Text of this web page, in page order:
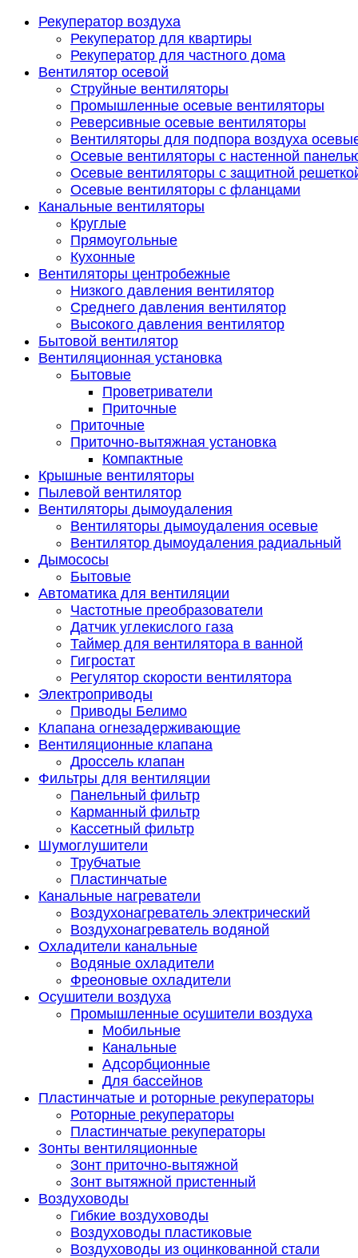
Рекуператор воздуха
Рекуператор для квартиры
Рекуператор для частного дома
Вентилятор осевой
Струйные вентиляторы
Промышленные осевые вентиляторы
Реверсивные осевые вентиляторы
Вентиляторы для подпора воздуха
Осевые вентиляторы с настенной
Осевые вентиляторы с защитной
Осевые вентиляторы с фланцами
Канальные вентиляторы
Круглые
Прямоугольные
Кухонные
Вентиляторы центробежные
Низкого давления вентилятор
Среднего давления вентилятор
Высокого давления вентилятор
Бытовой вентилятор
Вентиляционная установка
Бытовые
Проветриватели
Приточные
Приточные
Приточно-вытяжная установка
Компактные
Крышные вентиляторы
Пылевой вентилятор
Вентиляторы дымоудаления
Вентиляторы дымоудаления осевые
Вентилятор дымоудаления радиальный
Дымососы
Бытовые
Автоматика для вентиляции
Частотные преобразователи
Датчик углекислого газа
Таймер для вентилятора в ванной
Гигростат
Регулятор скорости вентилятора
Электроприводы
Приводы Белимо
Клапана огнезадерживающие
Вентиляционные клапана
Дроссель клапан
Фильтры для вентиляции
Панельный фильтр
Карманный фильтр
Кассетный фильтр
Шумоглушители
Трубчатые
Пластинчатые
Канальные нагреватели
Воздухонагреватель электрический
Воздухонагреватель водяной
Охладители канальные
Водяные охладители
Фреоновые охладители
Осушители воздуха
Промышленные осушители воздуха
Мобильные
Канальные
Адсорбционные
Для бассейнов
Пластинчатые и роторные рекуператоры
Роторные рекуператоры
Пластинчатые рекуператоры
Зонты вентиляционные
Зонт приточно-вытяжной
Зонт вытяжной пристенный
Воздуховоды
Гибкие воздуховоды
Воздуховоды пластиковые
Воздуховоды из оцинкованной стали